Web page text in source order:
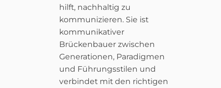
hilft, nachhaltig zu
kommunizieren. Sie ist
kommunikativer
Brückenbauer zwischen
Generationen, Paradigmen
und Führungsstilen und
verbindet mit den richtigen